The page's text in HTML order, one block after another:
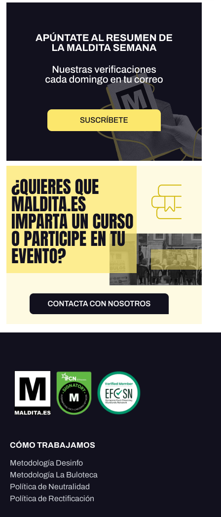
CÓMO TRABAJAMOS
Metodología Desinfo
Metodología La Buloteca
Política de Neutralidad
Política de Rectificación